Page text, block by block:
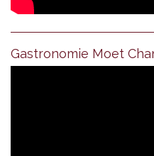
Gastronomie Moet